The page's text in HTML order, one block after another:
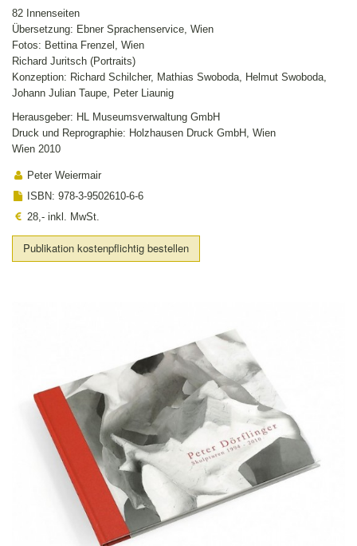
82 Innenseiten
Übersetzung: Ebner Sprachenservice, Wien
Fotos: Bettina Frenzel, Wien
Richard Juritsch (Portraits)
Konzeption: Richard Schilcher, Mathias Swoboda, Helmut Swoboda,
Johann Julian Taupe, Peter Liaunig
Herausgeber: HL Museumsverwaltung GmbH
Druck und Reprographie: Holzhausen Druck GmbH, Wien
Wien 2010
Peter Weiermair
ISBN: 978-3-9502610-6-6
28,- inkl. MwSt.
Publikation kostenpflichtig bestellen